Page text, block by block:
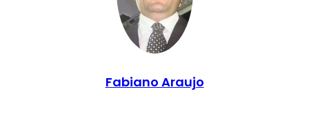
Fabiano Araujo